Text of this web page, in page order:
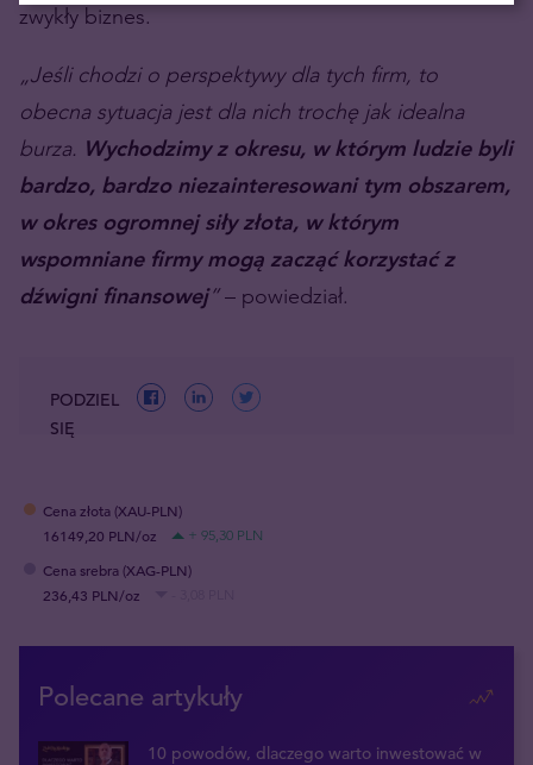
zwykły biznes.
„Jeśli chodzi o perspektywy dla tych firm, to
obecna sytuacja jest dla nich trochę jak idealna
burza. Wychodzimy z okresu, w którym ludzie byli
bardzo, bardzo niezainteresowani tym obszarem,
w okres ogromnej siły złota, w którym
wspomniane firmy mogą zacząć korzystać z
dźwigni finansowej”– powiedział.
PODZIEL
SIĘ
Cena złota (XAU-PLN)
16149,20 PLN/oz
+ 95,30 PLN
Cena srebra (XAG-PLN)
236,43 PLN/oz
Polecane artykuły
10 powodów, dlaczego warto inwestować w